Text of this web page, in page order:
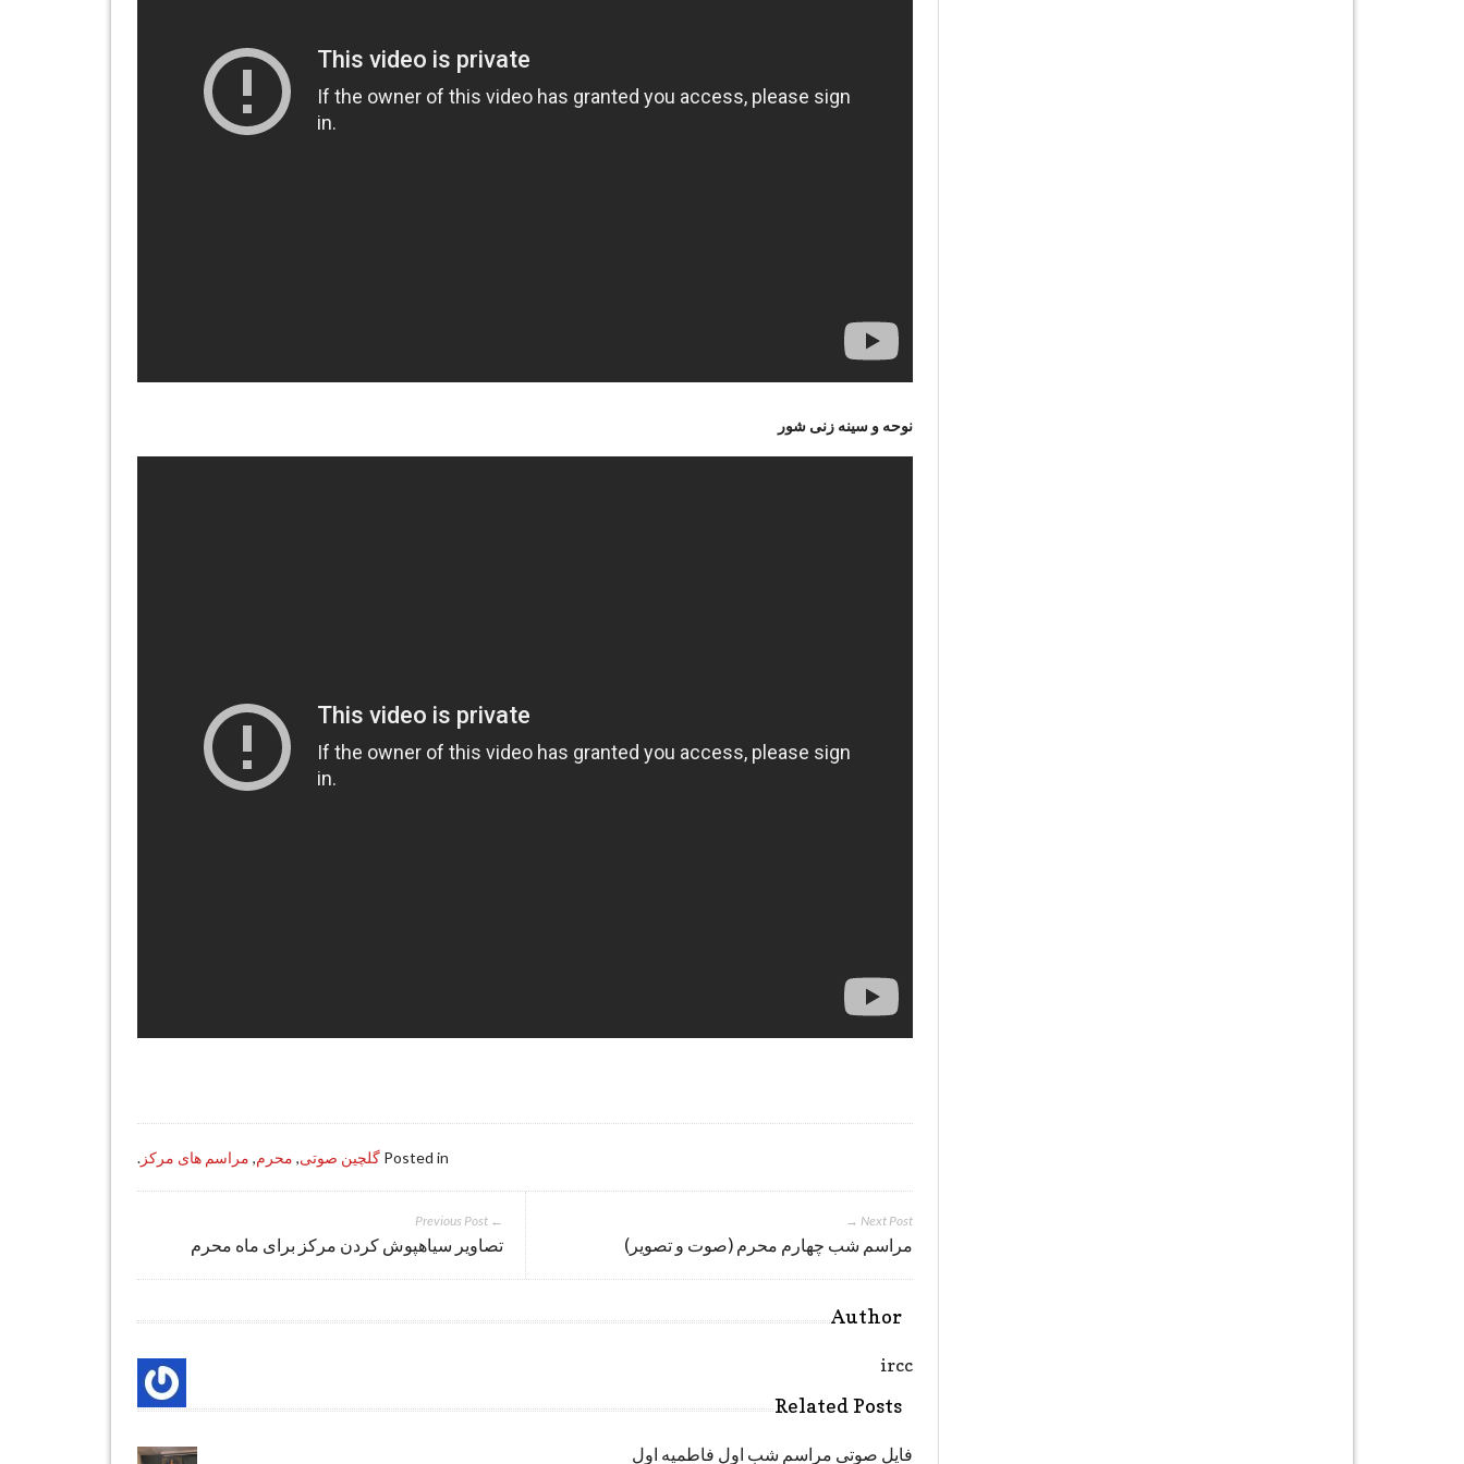
نوحه و سینه زنی شور
Posted in گلچین صوتی, محرم, مراسم های مرکز .
Next Post →
مراسم شب چهارم محرم (صوت و تصویر)
← Previous Post
تصاویر سیاهپوش کردن مرکز برای ماه محرم
Author
ircc
Related Posts
فایل صوتی مراسم شب اول فاطمیه اول